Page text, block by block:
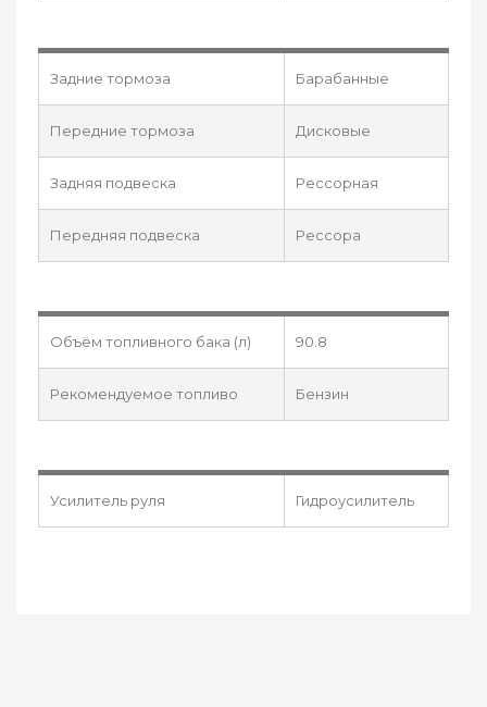
Задние тормоза Барабанные
Передние тормоза Дисковые
Задняя подвеска Рессорная
Передняя подвеска Рессора
Объём топливного бака (л) 90.8
Рекомендуемое топливо Бензин
Усилитель руля Гидроусилитель